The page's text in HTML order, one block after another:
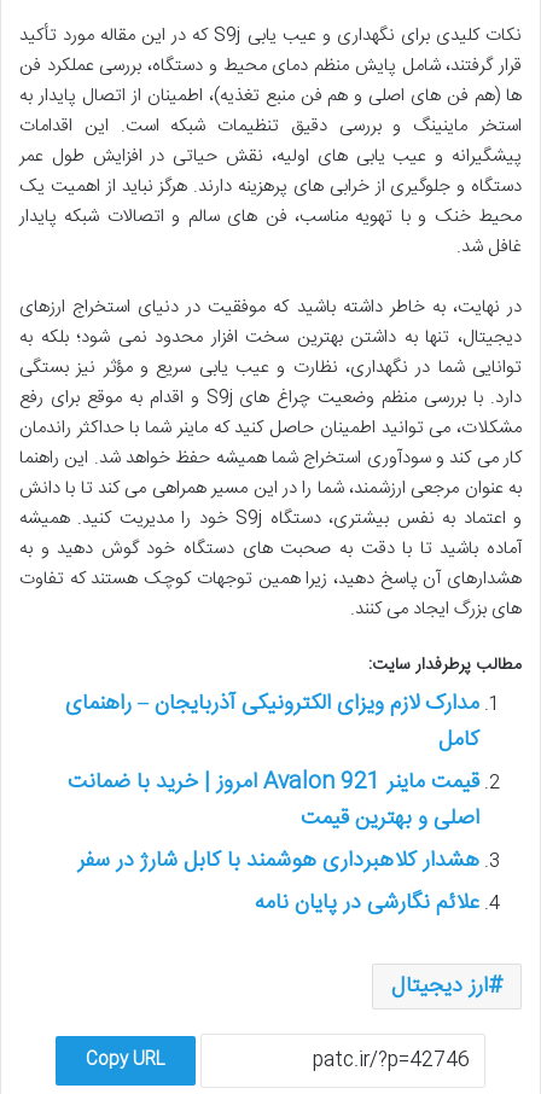
نکات کلیدی برای نگهداری و عیب یابی S9j که در این مقاله مورد تأکید
قرار گرفتند، شامل پایش منظم دمای محیط و دستگاه، بررسی عملکرد فن
ها (هم فن های اصلی و هم فن منبع تغذیه)، اطمینان از اتصال پایدار به
استخر ماینینگ و بررسی دقیق تنظیمات شبکه است. این اقدامات
پیشگیرانه و عیب یابی های اولیه، نقش حیاتی در افزایش طول عمر
دستگاه و جلوگیری از خرابی های پرهزینه دارند. هرگز نباید از اهمیت یک
محیط خنک و با تهویه مناسب، فن های سالم و اتصالات شبکه پایدار
غافل شد.
در نهایت، به خاطر داشته باشید که موفقیت در دنیای استخراج ارزهای
دیجیتال، تنها به داشتن بهترین سخت افزار محدود نمی شود؛ بلکه به
توانایی شما در نگهداری، نظارت و عیب یابی سریع و مؤثر نیز بستگی
دارد. با بررسی منظم وضعیت چراغ های S9j و اقدام به موقع برای رفع
مشکلات، می توانید اطمینان حاصل کنید که ماینر شما با حداکثر راندمان
کار می کند و سودآوری استخراج شما همیشه حفظ خواهد شد. این راهنما
به عنوان مرجعی ارزشمند، شما را در این مسیر همراهی می کند تا با دانش
و اعتماد به نفس بیشتری، دستگاه S9j خود را مدیریت کنید. همیشه
آماده باشید تا با دقت به صحبت های دستگاه خود گوش دهید و به
هشدارهای آن پاسخ دهید، زیرا همین توجهات کوچک هستند که تفاوت
های بزرگ ایجاد می کنند.
مطالب پرطرفدار سایت:
مدارک لازم ویزای الکترونیکی آذربایجان – راهنمای
کامل
قیمت ماینر Avalon 921 امروز | خرید با ضمانت
اصلی و بهترین قیمت
هشدار کلاهبرداری هوشمند با کابل شارژ در سفر
علائم نگارشی در پایان نامه
ارز دیجیتال
Copy URL